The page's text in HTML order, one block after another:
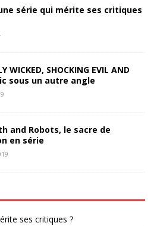
une série qui mérite ses critiques
WICKED, SHOCKING EVIL AND
sous un autre angle
and Robots, le sacre de
en série
ses critiques ?